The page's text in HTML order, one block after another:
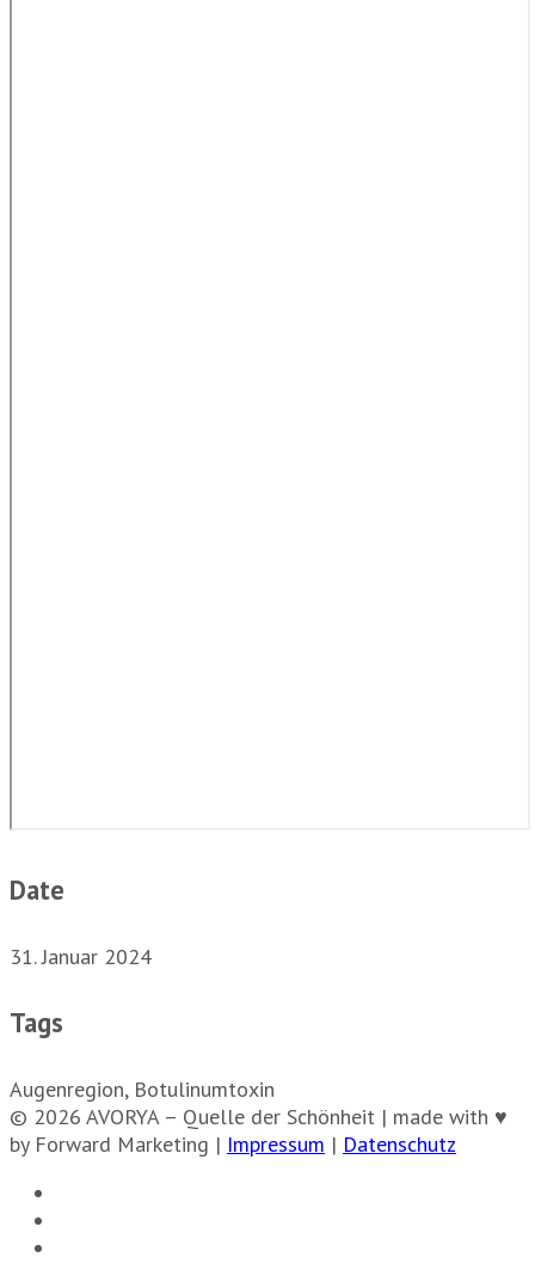
Date
31. Januar 2024
Tags
Augenregion, Botulinumtoxin
© 2026 AVORYA – Quelle der Schönheit | made with ♥
by Forward Marketing | Impressum | Datenschutz